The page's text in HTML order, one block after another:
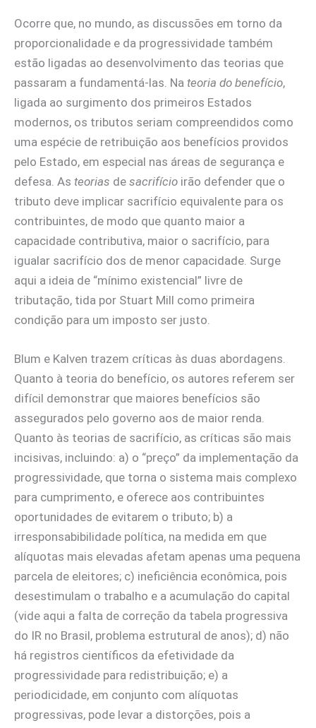
Ocorre que, no mundo, as discussões em torno da
proporcionalidade e da progressividade também
estão ligadas ao desenvolvimento das teorias que
passaram a fundamentá-las. Na teoria do benefício,
ligada ao surgimento dos primeiros Estados
modernos, os tributos seriam compreendidos como
uma espécie de retribuição aos benefícios providos
pelo Estado, em especial nas áreas de segurança e
defesa. As teorias de sacrifício irão defender que o
tributo deve implicar sacrifício equivalente para os
contribuintes, de modo que quanto maior a
capacidade contributiva, maior o sacrifício, para
igualar sacrifício dos de menor capacidade. Surge
aqui a ideia de “mínimo existencial” livre de
tributação, tida por Stuart Mill como primeira
condição para um imposto ser justo.
Blum e Kalven trazem críticas às duas abordagens.
Quanto à teoria do benefício, os autores referem ser
difícil demonstrar que maiores benefícios são
assegurados pelo governo aos de maior renda.
Quanto às teorias de sacrifício, as críticas são mais
incisivas, incluindo: a) o “preço” da implementação da
progressividade, que torna o sistema mais complexo
para cumprimento, e oferece aos contribuintes
oportunidades de evitarem o tributo; b) a
irresponsabibilidade política, na medida em que
alíquotas mais elevadas afetam apenas uma pequena
parcela de eleitores; c) ineficiência econômica, pois
desestimulam o trabalho e a acumulação do capital
(vide aqui a falta de correção da tabela progressiva
do IR no Brasil, problema estrutural de anos); d) não
há registros científicos da efetividade da
progressividade para redistribuição; e) a
periodicidade, em conjunto com alíquotas
progressivas, pode levar a distorções, pois a